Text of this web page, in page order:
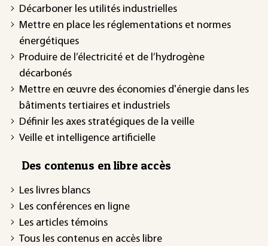
Décarboner les utilités industrielles
Mettre en place les réglementations et normes
énergétiques
Produire de l’électricité et de l’hydrogène
décarbonés
Mettre en œuvre des économies d'énergie dans les
bâtiments tertiaires et industriels
Définir les axes stratégiques de la veille
Veille et intelligence artificielle
Des contenus en libre accès
Les livres blancs
Les conférences en ligne
Les articles témoins
Tous les contenus en accès libre